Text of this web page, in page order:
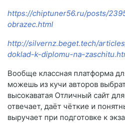
https://chiptuner56.ru/posts/
obrazec.html
http://silvernz.beget.tech/
doklad-k-diplomu-na-
Вообще классная платформа
можешь из кучи авторов
высокаватая Отличный сайт
отвечает, даёт чёткие и
выручает при подготовке к